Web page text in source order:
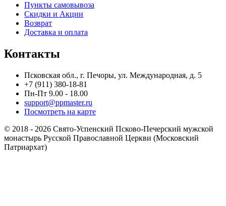
Пункты самовывоза
Скидки и Акции
Возврат
Доставка и оплата
Контакты
Псковская обл., г. Печоры, ул. Международная, д. 5
+7 (911) 380-18-81
Пн-Пт 9.00 - 18.00
support@ppmaster.ru
Посмотреть на карте
© 2018 - 2026 Свято-Успенский Псково-Печерский мужской
монастырь Русской Православной Церкви (Московский
Патриархат)